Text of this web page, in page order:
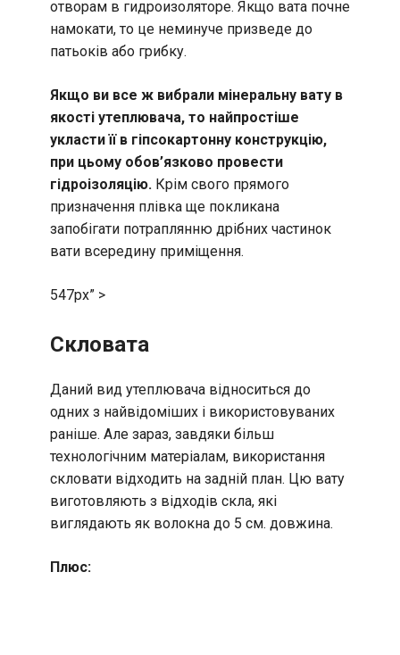
отворам в гидроизоляторе. Якщо вата почне
намокати, то це неминуче призведе до
патьоків або грибку.
Якщо ви все ж вибрали мінеральну вату в
якості утеплювача, то найпростіше
укласти її в гіпсокартонну конструкцію,
при цьому обов’язково провести
гідроізоляцію. Крім свого прямого
призначення плівка ще покликана
запобігати потраплянню дрібних частинок
вати всередину приміщення.
547px” >
Скловата
Даний вид утеплювача відноситься до
одних з найвідоміших і використовуваних
раніше. Але зараз, завдяки більш
технологічним матеріалам, використання
скловати відходить на задній план. Цю вату
виготовляють з відходів скла, які
виглядають як волокна до 5 см. довжина.
Плюс: